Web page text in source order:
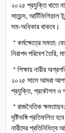
২০২৫ প্রযুক্তিখাতে
সায়েন্স, আর্টিফিশিয়াল
সম-অধিকারথাকবে।
* কর্মক্ষেত্রেসমতা:
নিরাপদপরিবেশতৈরি,
* শিক্ষায়নারীর
২০২৫ সালেআমরা
প্রযুক্তি, প্রকৌশলও
* রাজনৈতিকক্ষমতায়ন:
দৃষ্টিভঙ্গিপ্রতিফলিত
নারীদেরপ্রতিনিধিত্ব